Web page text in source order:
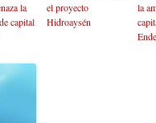
la
capital
el proyecto
Hidroaysén
la